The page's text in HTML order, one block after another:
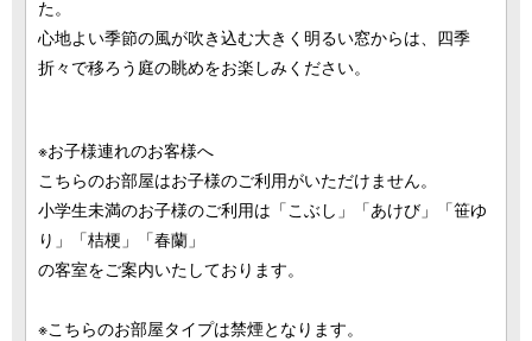
た。
心地よい季節の風が吹き込む大きく明るい窓からは、四季
折々で移ろう庭の眺めをお楽しみください。
※お子様連れのお客様へ
こちらのお部屋はお子様のご利用がいただけません。
小学生未満のお子様のご利用は「こぶし」「あけび」「笹ゆ
り」「桔梗」「春蘭」
の客室をご案内いたしております。
※こちらのお部屋タイプは禁煙となります。